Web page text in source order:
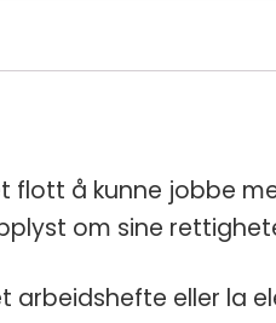
flott å kunne jobbe
om sine
eller la